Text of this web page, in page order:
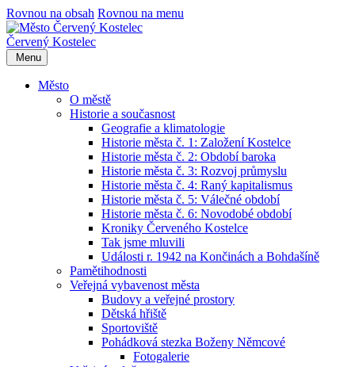
Rovnou na obsah Rovnou na menu
Červený Kostelec
Menu
Město
O městě
Historie a současnost
Geografie a klimatologie
Historie města č. 1: Založení Kostelce
Historie města č. 2: Období baroka
Historie města č. 3: Rozvoj průmyslu
Historie města č. 4: Raný kapitalismus
Historie města č. 5: Válečné období
Historie města č. 6: Novodobé období
Kroniky Červeného Kostelce
Tak jsme mluvili
Události r. 1942 na Končinách a Bohdašíně
Pamětihodnosti
Veřejná vybavenost města
Budovy a veřejné prostory
Dětská hřiště
Sportoviště
Pohádková stezka Boženy Němcové
Fotogalerie